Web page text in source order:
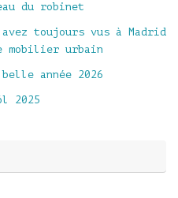
du robinet
toujours vus à Madrid
mobilier urbain
année 2026
2025